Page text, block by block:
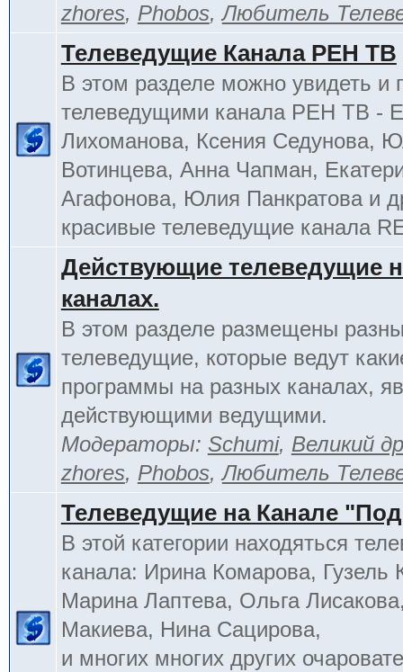
zhores, Phobos,Любитель
Телеведущие Канала РЕН ТВ
В этом разделе можно увидеть и
телеведущими канала РЕН ТВ -
Лихоманова, Ксения Седунова,
Вотинцева, Анна Чапман,
Агафонова, Юлия Панкратова и
красивые телеведущие канала
Действующие телеведущие
каналах.
В этом разделе размещены
телеведущие, которые ведут
программы на разных каналах,
действующими ведущими.
Модераторы: Schumi, Великий
zhores, Phobos,Любитель
Телеведущие на Канале
В этой категории находяться
канала: Ирина Комарова, Гузель
Марина Лаптева, Ольга
Макиева, Нина Сацирова,
и многих многих других